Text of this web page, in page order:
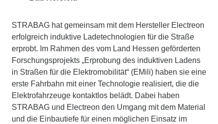
STRABAG hat gemeinsam mit dem Hersteller Electreon
erfolgreich induktive Ladetechnologien für die Straße
erprobt. Im Rahmen des vom Land Hessen geförderten
Forschungsprojekts „Erprobung des induktiven Ladens
in Straßen für die Elektromobilität“ (EMili) haben sie eine
erste Fahrbahn mit einer Technologie realisiert, die die
Elektrofahrzeuge kontaktlos belädt. Dabei haben
STRABAG und Electreon den Umgang mit dem Material
und die Einbautiefe für einen möglichen Einsatz im